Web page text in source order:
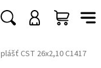
Hledat
KOŠÍK
plášť CST 26x2,10 C1417